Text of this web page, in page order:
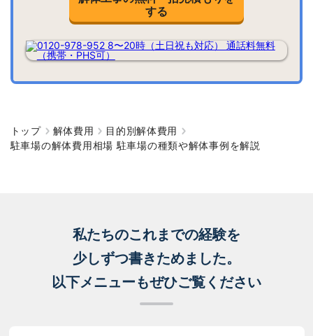
する
トップ 解体費用
目的別解体費用
駐車場の解体費用相場 駐車場の種類や解体事例を解説
私たちのこれまでの経験を
少しずつ書きためました。
以下メニューもぜひご覧ください